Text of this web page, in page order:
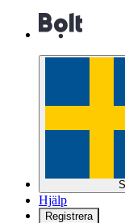
Hjälp
Registrera